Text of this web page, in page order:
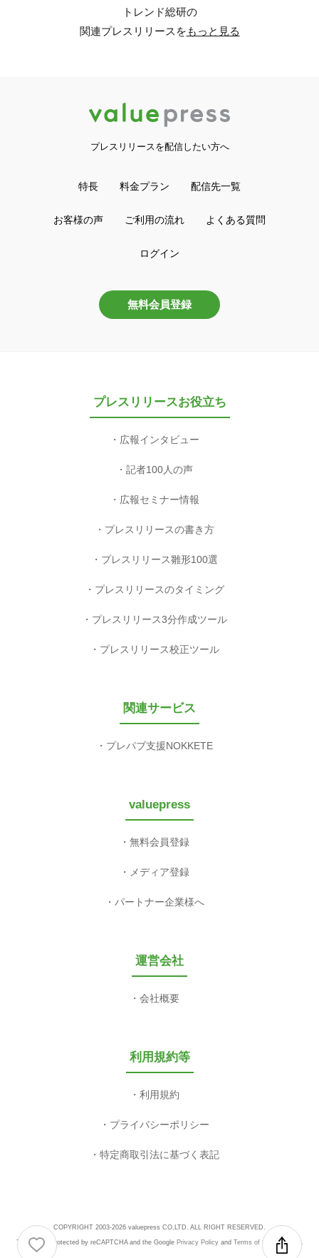
トレンド総研の
関連プレスリリースをもっと見る
プレスリリースを配信したい方へ
特長 料金プラン 配信先一覧
お客様の声 ご利用の流れ よくある質問
ログイン
無料会員登録
プレスリリースお役立ち
広報インタビュー
記者100人の声
広報セミナー情報
プレスリリースの書き方
プレスリリース雛形100選
プレスリリースのタイミング
プレスリリース3分作成ツール
プレスリリース校正ツール
関連サービス
プレパブ支援NOKKETE
valuepress
無料会員登録
メディア登録
パートナー企業様へ
運営会社
会社概要
利用規約等
利用規約
プライバシーポリシー
特定商取引法に基づく表記
COPYRIGHT 2003-2026 valuepress CO,LTD. ALL RIGHT RESERVED.
This site is protected by reCAPTCHA and the Google Privacy Policyand Terms of Serviceapply.